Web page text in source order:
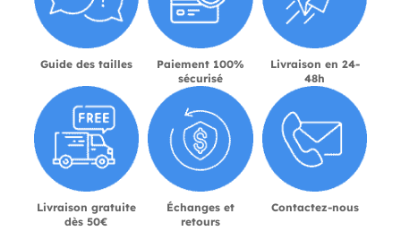
Guide des tailles
Paiement 100%
sécurisé
Livraison en 24-
48h
Livraison gratuite
dès 50€
Échanges et
retours
Contactez-nous